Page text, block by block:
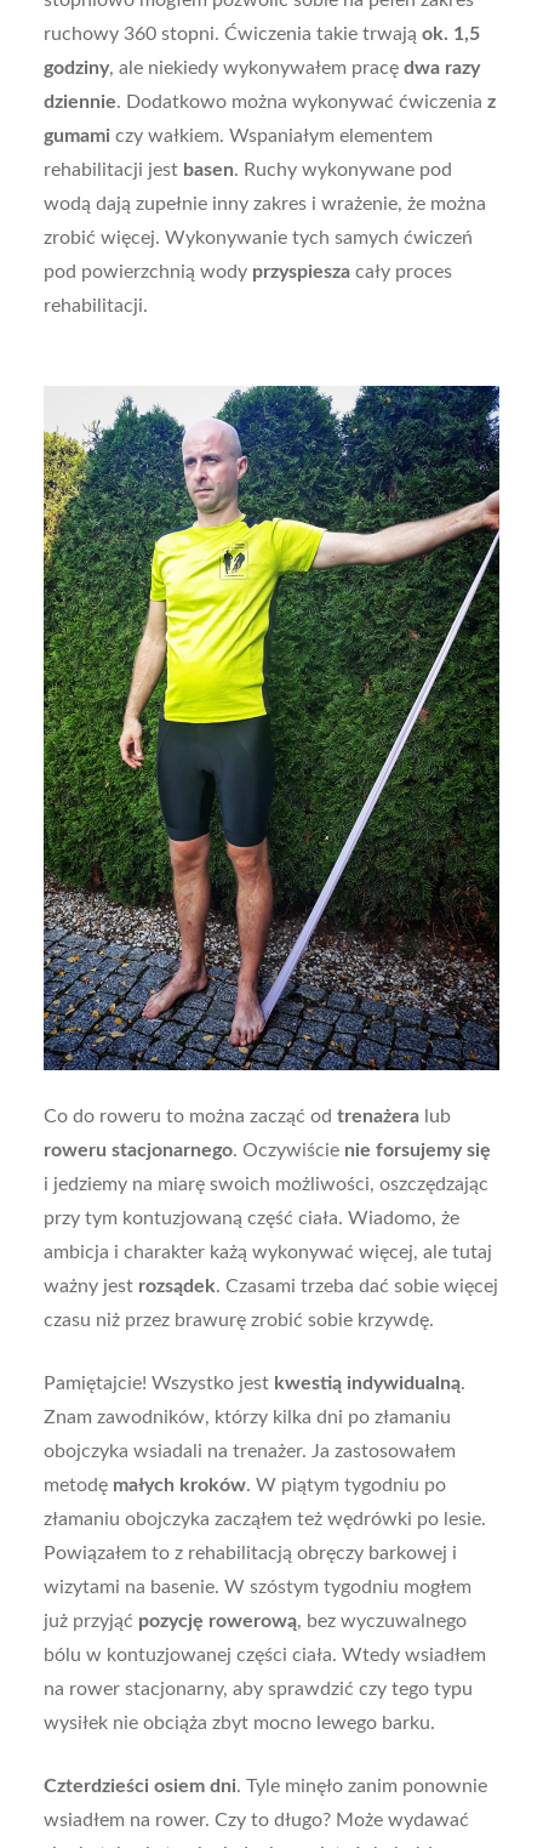
ruchowy 360 stopni. Ćwiczenia takie trwają ok. 1,5
godziny, ale niekiedy wykonywałem pracę dwa razy
dziennie. Dodatkowo można wykonywać ćwiczenia z
gumami czy wałkiem. Wspaniałym elementem
rehabilitacji jest basen. Ruchy wykonywane pod
wodą dają zupełnie inny zakres i wrażenie, że można
zrobić więcej. Wykonywanie tych samych ćwiczeń
pod powierzchnią wody przyspieszacały proces
rehabilitacji.
Co do roweru to można zacząć od trenażeralub
roweru stacjonarnego. Oczywiście nie forsujemy się
i jedziemy na miarę swoich możliwości, oszczędzając
przy tym kontuzjowaną część ciała. Wiadomo, że
ambicja i charakter każą wykonywać więcej, ale tutaj
ważny jest rozsądek. Czasami trzeba dać sobie więcej
czasu niż przez brawurę zrobić sobie krzywdę.
Pamiętajcie! Wszystko jest kwestią indywidualną.
Znam zawodników, którzy kilka dni po złamaniu
obojczyka wsiadali na trenażer. Ja zastosowałem
metodę małych kroków. W piątym tygodniu po
złamaniu obojczyka zacząłem też wędrówki po lesie.
Powiązałem to z rehabilitacją obręczy barkowej i
wizytami na basenie. W szóstym tygodniu mogłem
już przyjąć pozycję rowerową, bez wyczuwalnego
bólu w kontuzjowanej części ciała. Wtedy wsiadłem
na rower stacjonarny, aby sprawdzić czy tego typu
wysiłek nie obciąża zbyt mocno lewego barku.
Czterdzieści osiem dni. Tyle minęło zanim ponownie
wsiadłem na rower. Czy to długo? Może wydawać